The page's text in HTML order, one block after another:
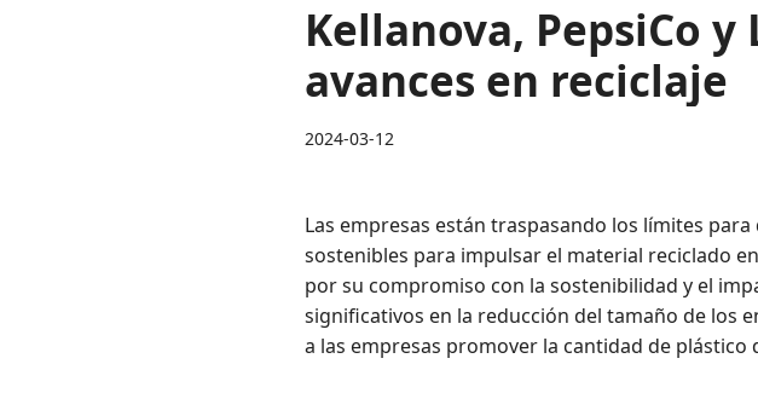
Kellanova, PepsiCo
avances en reciclaje
2024-03-12
Las empresas están traspasando los límites
sostenibles para impulsar el material reciclado
por su compromiso con la sostenibilidad y el
significativos en la reducción del tamaño de los
a las empresas promover la cantidad de plástico